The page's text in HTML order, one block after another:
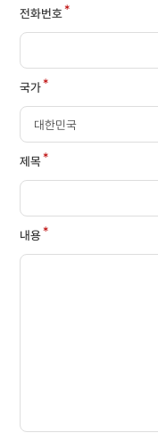
전화번호*
국가*
제목*
내용*